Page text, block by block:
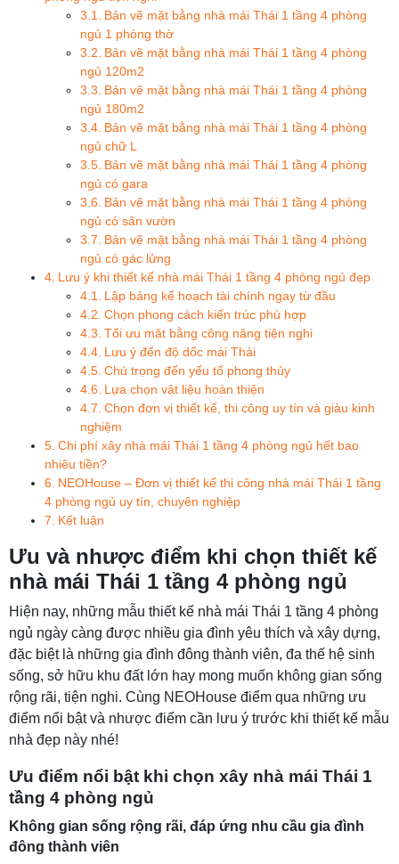
Bản vẽ mặt bằng nhà mái Thái 1 tầng 4 phòng
ngủ 1 phòng thờ
Bản vẽ mặt bằng nhà mái Thái 1 tầng 4 phòng
ngủ 120m2
Bản vẽ mặt bằng nhà mái Thái 1 tầng 4 phòng
ngủ 180m2
Bản vẽ mặt bằng nhà mái Thái 1 tầng 4 phòng
ngủ chữ L
Bản vẽ mặt bằng nhà mái Thái 1 tầng 4 phòng
ngủ có gara
Bản vẽ mặt bằng nhà mái Thái 1 tầng 4 phòng
ngủ có sân vườn
Bản vẽ mặt bằng nhà mái Thái 1 tầng 4 phòng
ngủ có gác lửng
Lưu ý khi thiết kế nhà mái Thái 1 tầng 4 phòng ngủ đẹp
Lập bảng kế hoạch tài chính ngay từ đầu
Chọn phong cách kiến trúc phù hợp
Tối ưu mặt bằng công năng tiện nghi
Lưu ý đến độ dốc mái Thái
Chú trọng đến yếu tố phong thủy
Lựa chọn vật liệu hoàn thiện
Chọn đơn vị thiết kế, thi công uy tín và giàu kinh
nghiệm
Chi phí xây nhà mái Thái 1 tầng 4 phòng ngủ hết bao
nhiêu tiền?
NEOHouse – Đơn vị thiết kế thi công nhà mái Thái 1 tầng
4 phòng ngủ uy tín, chuyên nghiệp
Kết luận
Ưu và nhược điểm khi chọn thiết kế
nhà mái Thái 1 tầng 4 phòng ngủ
Hiện nay, những mẫu thiết kế nhà mái Thái 1 tầng 4 phòng
ngủ ngày càng được nhiều gia đình yêu thích và xây dựng,
đặc biệt là những gia đình đông thành viên, đa thế hệ sinh
sống, sở hữu khu đất lớn hay mong muốn không gian sống
rộng rãi, tiện nghi. Cùng NEOHouse điểm qua những ưu
điểm nổi bật và nhược điểm cần lưu ý trước khi thiết kế mẫu
nhà đẹp này nhé!
Ưu điểm nổi bật khi chọn xây nhà mái Thái 1
tầng 4 phòng ngủ
Không gian sống rộng rãi, đáp ứng nhu cầu gia đình
đông thành viên